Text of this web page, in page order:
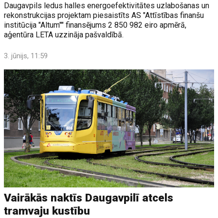
Daugavpils ledus halles energoefektivitātes uzlabošanas un
rekonstrukcijas projektam piesaistīts AS "Attīstības finanšu
institūcija "Altum"" finansējums 2 850 982 eiro apmērā,
aģentūra LETA uzzināja pašvaldībā.
3. jūnijs, 11:59
Vairākās naktīs Daugavpilī atcels
tramvaju kustību